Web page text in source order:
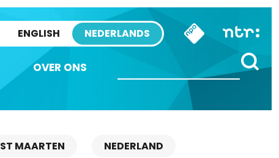
ENGLISH NEDERLANDS
OVER ONS
ST MAARTEN NEDERLAND